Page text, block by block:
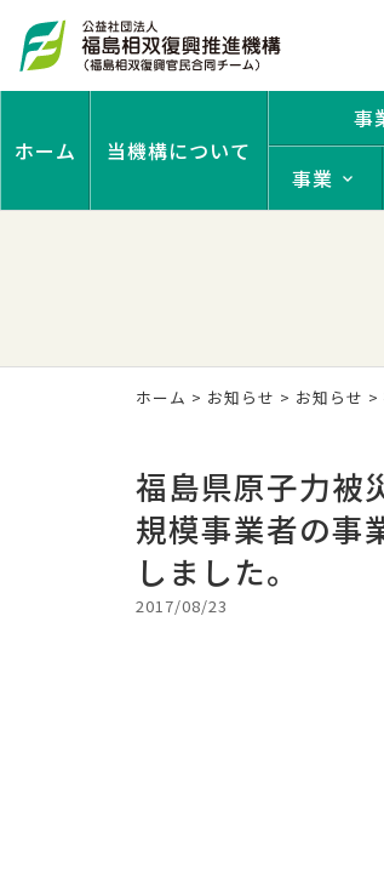
ホーム 当機構について
事
事業
ホーム > お知らせ > お知らせ >
福島県原子力被
規模事業者の事
しました。
2017/08/23